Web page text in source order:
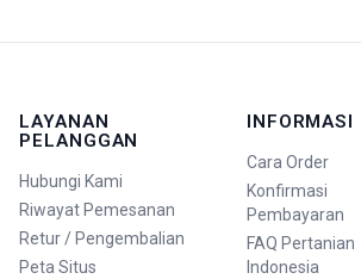
LAYANAN
PELANGGAN
Hubungi Kami
Riwayat Pemesanan
Retur / Pengembalian
Peta Situs
INFORMASI
Cara Order
Konfirmasi
Pembayaran
FAQ Pertanian
Indonesia